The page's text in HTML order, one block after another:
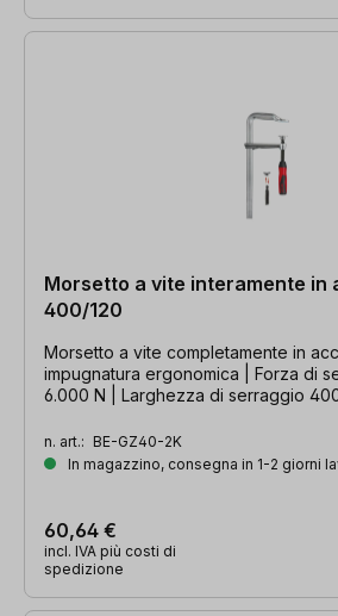
Morsetto a vite interamente in
400/120
Morsetto a vite completamente in
impugnatura ergonomica | Forza di
6.000 N | Larghezza di serraggio
n. art.: BE-GZ40-2K
In magazzino, consegna in 1-2 giorni
60,64 €
incl. IVA più costi di
spedizione